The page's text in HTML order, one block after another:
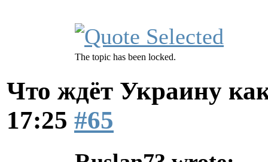
The topic has been locked.
Что ждёт Украину
17:25 #65